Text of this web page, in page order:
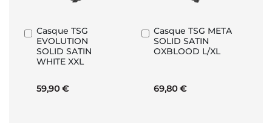
Casque TSG
EVOLUTION
SOLID SATIN
WHITE XXL
59,90 €
Ajouter
au
panier
Casque TSG META
SOLID SATIN
OXBLOOD L/XL
69,80 €
Ajouter
au
panier